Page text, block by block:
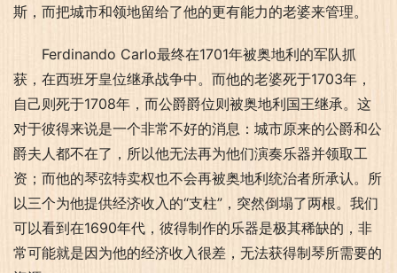
斯，而把城市和领地留给了他的更有能力的老婆来管理。
Ferdinando Carlo最终在1701年被奥地利的军队抓
获，在西班牙皇位继承战争中。而他的老婆死于1703年，
自己则死于1708年，而公爵爵位则被奥地利国王继承。这
对于彼得来说是一个非常不好的消息：城市原来的公爵和公
爵夫人都不在了，所以他无法再为他们演奏乐器并领取工
资；而他的琴弦特卖权也不会再被奥地利统治者所承认。所
以三个为他提供经济收入的“支柱”，突然倒塌了两根。我们
可以看到在1690年代，彼得制作的乐器是极其稀缺的，非
常可能就是因为他的经济收入很差，无法获得制琴所需要的